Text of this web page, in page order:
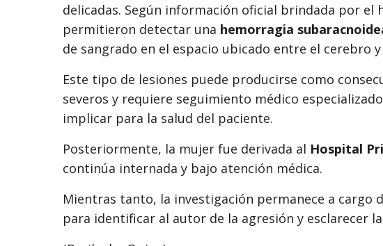
delicadas. Según información oficial brindada por el
permitieron detectar una hemorragia
de sangrado en el espacio ubicado entre el cerebro
Este tipo de lesiones puede producirse como
severos y requiere seguimiento médico
implicar para la salud del paciente.
Posteriormente, la mujer fue derivada al Hospital
continúa internada y bajo atención médica.
Mientras tanto, la investigación permanece a cargo
para identificar al autor de la agresión y esclarecer